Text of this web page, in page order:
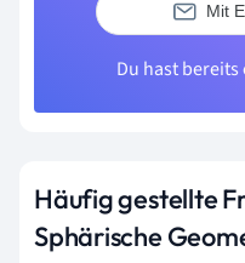
Mit
Du hast bereits
Häufig gestellte
Sphärische